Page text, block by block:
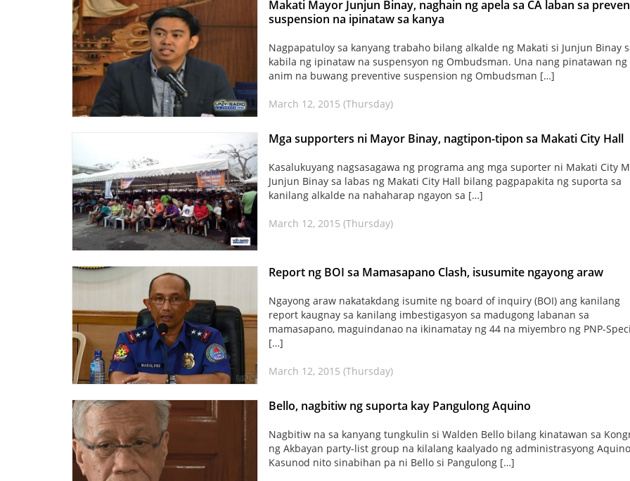
Makati Mayor Junjun Binay, naghain ng apela sa CA laban sa
suspension na ipinataw sa kanya
Nagpapatuloy sa kanyang trabaho bilang alkalde ng Makati si Junjun Binay
kabila ng ipinataw na suspensyon ng Ombudsman. Una nang pinatawan ng
anim na buwang preventive suspension ng Ombudsman […]
March 12, 2015 (Thursday)
Mga supporters ni Mayor Binay, nagtipon-tipon sa Makati City Hall
Kasalukuyang nagsasagawa ng programa ang mga suporter ni Makati City
Junjun Binay sa labas ng Makati City Hall bilang pagpapakita ng suporta sa
kanilang alkalde na nahaharap ngayon sa […]
March 12, 2015 (Thursday)
Report ng BOI sa Mamasapano Clash, isusumite ngayong araw
Ngayong araw nakatakdang isumite ng board of inquiry (BOI) ang kanilang
report kaugnay sa kanilang imbestigasyon sa madugong labanan sa
mamasapano, maguindanao na ikinamatay ng 44 na miyembro ng PNP-
[…]
March 12, 2015 (Thursday)
Bello, nagbitiw ng suporta kay Pangulong Aquino
Nagbitiw na sa kanyang tungkulin si Walden Bello bilang kinatawan sa
ng Akbayan party-list group na kilalang kaalyado ng administrasyong
Kasunod nito sinabihan pa ni Bello si Pangulong […]